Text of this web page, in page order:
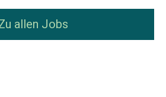
allen Jobs